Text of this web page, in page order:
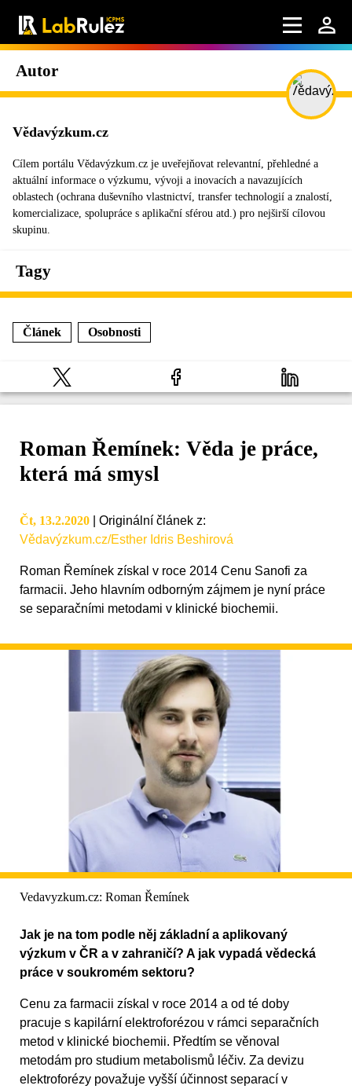
Autor
Vědavýzkum.cz
Cílem portálu Vědavýzkum.cz je uveřejňovat relevantní, přehledné a
aktuální informace o výzkumu, vývoji a inovacích a navazujících
oblastech (ochrana duševního vlastnictví, transfer technologií a znalostí,
komercializace, spolupráce s aplikační sférou atd.) pro nejširší cílovou
skupinu.
Tagy
Článek Osobnosti
Roman Řemínek: Věda je práce,
která má smysl
Čt, 13.2.2020 Originální článek z:
Vědavýzkum.cz/Esther Idris Beshirová
Roman Řemínek získal v roce 2014 Cenu Sanofi za
farmacii. Jeho hlavním odborným zájmem je nyní práce
se separačními metodami v klinické biochemii.
Vedavyzkum.cz: Roman Řemínek
Jak je na tom podle něj základní a aplikovaný
výzkum v ČR a v zahraničí? A jak vypadá vědecká
práce v soukromém sektoru?
Cenu za farmacii získal v roce 2014 a od té doby
pracuje s kapilární elektroforézou v rámci separačních
metod v klinické biochemii. Předtím se věnoval
metodám pro studium metabolismů léčiv. Za devizu
elektroforézy považuje vyšší účinnost separací v